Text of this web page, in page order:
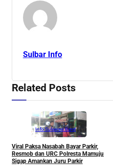
Sulbar Info
Related Posts
Info Sulawesi Barat
Viral Paksa Nasabah Bayar Parkir,
Resmob dan URC Polresta Mamuju
Sigap Amankan Juru Parkir